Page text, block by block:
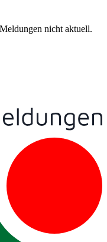
nicht aktuell.